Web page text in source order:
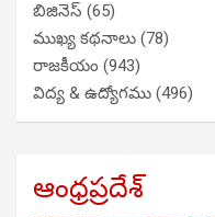
బిజినెస్ (65)
ముఖ్య కథనాలు (78)
రాజకీయం (943)
విద్య & ఉద్యోగము (496)
ఆంధ్రప్రదేశ్